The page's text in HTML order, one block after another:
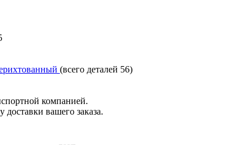
(всего деталей 56)
компанией.
вашего заказа.